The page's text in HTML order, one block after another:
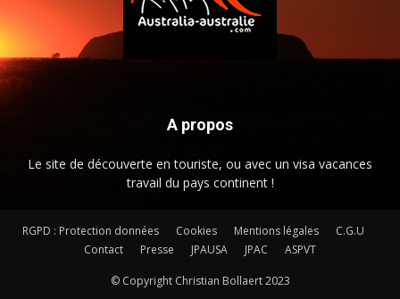
A propos
Le site de découverte en touriste, ou avec un visa vacances
travail du pays continent !
RGPD : Protection données Cookies Mentions légales
C.G.U
Contact
Presse JPAUSA JPAC ASPVT
© Copyright Christian Bollaert 2023